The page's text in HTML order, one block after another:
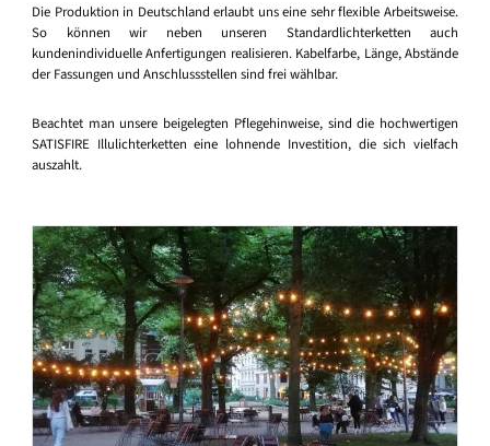
Die Produktion in Deutschland erlaubt uns eine sehr flexible Arbeitsweise.
So können wir neben unseren Standardlichterketten auch
kundenindividuelle Anfertigungen realisieren. Kabelfarbe, Länge, Abstände
der Fassungen und Anschlussstellen sind frei wählbar.
Beachtet man unsere beigelegten Pflegehinweise, sind die hochwertigen
SATISFIRE Illulichterketten eine lohnende Investition, die sich vielfach
auszahlt.